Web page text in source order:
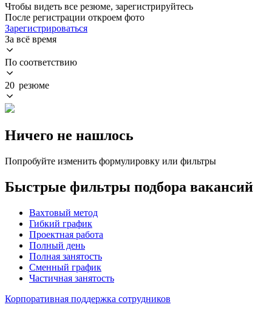
Чтобы видеть все резюме, зарегистрируйтесь
После регистрации откроем фото
Зарегистрироваться
За всё время
По соответствию
20 резюме
Ничего не нашлось
Попробуйте изменить формулировку или фильтры
Быстрые фильтры подбора вакансий
Вахтовый метод
Гибкий график
Проектная работа
Полный день
Полная занятость
Сменный график
Частичная занятость
Корпоративная поддержка сотрудников